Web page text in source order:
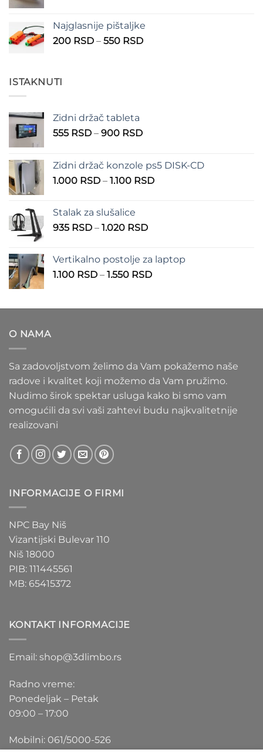
210 RSD
do
Najglasnije pištaljke
200 RSD – 550 RSDRaspon
ISTAKNUTI
Zidni držač tableta
555 RSD – 900 RSDRaspon
555 RSD
do
Zidni držač konzole ps5 DISK-CD
1.000 RSD – 1.100 RSDRaspon
Stalak za slušalice
935 RSD – 1.020 RSDRaspon
935 RSD
do
Vertikalno postolje za laptop
1.100 RSD – 1.550 RSDRaspon
1.100 RSD
O NAMA
Sa zadovoljstvom želimo da Vam pokažemo naše
radove i kvalitet koji možemo da Vam pružimo.
Nudimo širok spektar usluga kako bi smo vam
omogućili da svi vaši zahtevi budu najkvalitetnije
realizovani
INFORMACIJE O FIRMI
NPC Bay Niš
Vizantijski Bulevar 110
Niš 18000
PIB: 111445561
MB: 65415372
KONTAKT INFORMACIJE
Email: shop@3dlimbo.rs
Radno vreme:
Ponedeljak – Petak
09:00 – 17:00
Mobilni: 061/5000-526